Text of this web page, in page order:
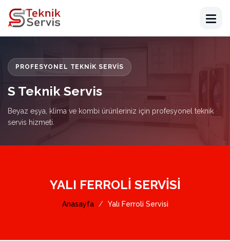
PROFESYONEL TEKNIK SERVIS
S Teknik Servis
Beyaz eşya, klima ve kombi ürünleriniz için profesyonel teknik
servis hizmeti.
YALI FERROLI SERVISI
Anasayfa Yalı Ferroli Servisi